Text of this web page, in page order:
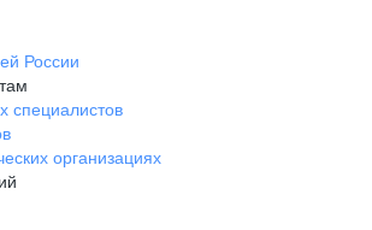
России
специалистов
организациях